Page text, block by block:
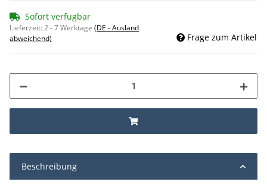
Sofort verfügbar
Lieferzeit:2 - 7 Werktage (DE - Ausland
abweichend)
Frage zum Artikel
Beschreibung